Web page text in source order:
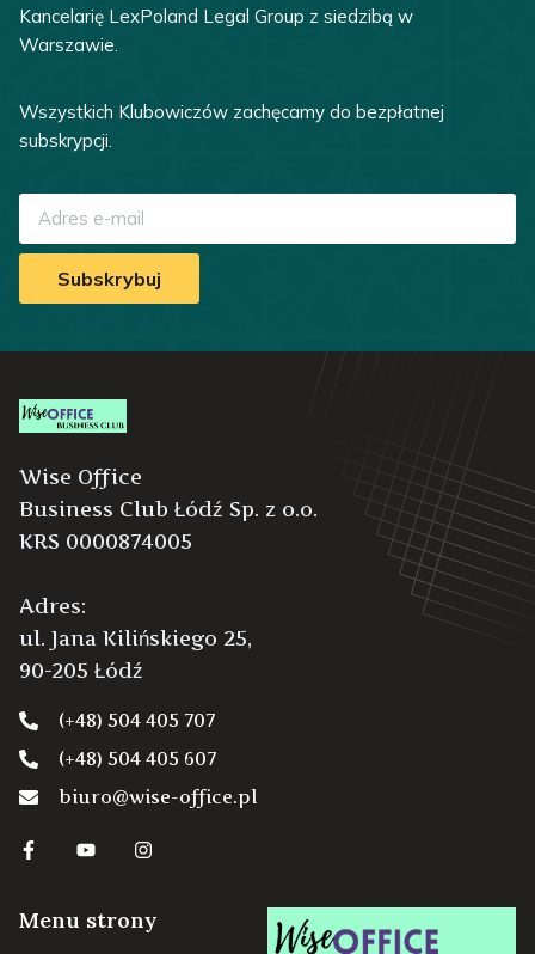
Kancelarię LexPoland Legal Group z siedzibą w
Warszawie.
Wszystkich Klubowiczów zachęcamy do bezpłatnej
subskrypcji.
Subskrybuj
Wise Office
Business Club Łódź Sp. z o.o.
KRS 0000874005
Adres:
ul. Jana Kilińskiego 25,
90-205 Łódź
(+48) 504 405 707
(+48) 504 405 607
biuro@wise-office.pl
Menu strony